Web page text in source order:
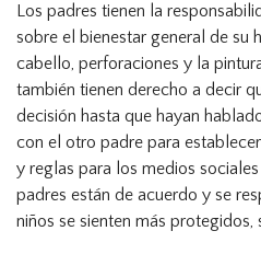
Los padres tienen la
sobre el bienestar general de su
cabello, perforaciones y la
también tienen derecho a decir
decisión hasta que hayan
con el otro padre para
y reglas para los medios
padres están de acuerdo y se
niños se sienten más